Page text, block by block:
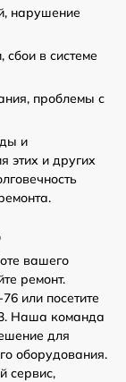
нарушение
сбои в системе
проблемы с
и
этих и других
вашего
ремонт.
или посетите
Наша команда
для
оборудования.
сервис,